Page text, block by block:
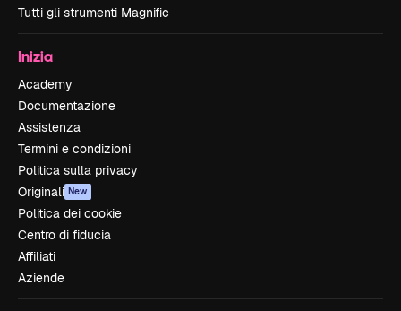
Tutti gli strumenti Magnific
Inizia
Academy
Documentazione
Assistenza
Termini e condizioni
Politica sulla privacy
Originali New
Politica dei cookie
Centro di fiducia
Affiliati
Aziende